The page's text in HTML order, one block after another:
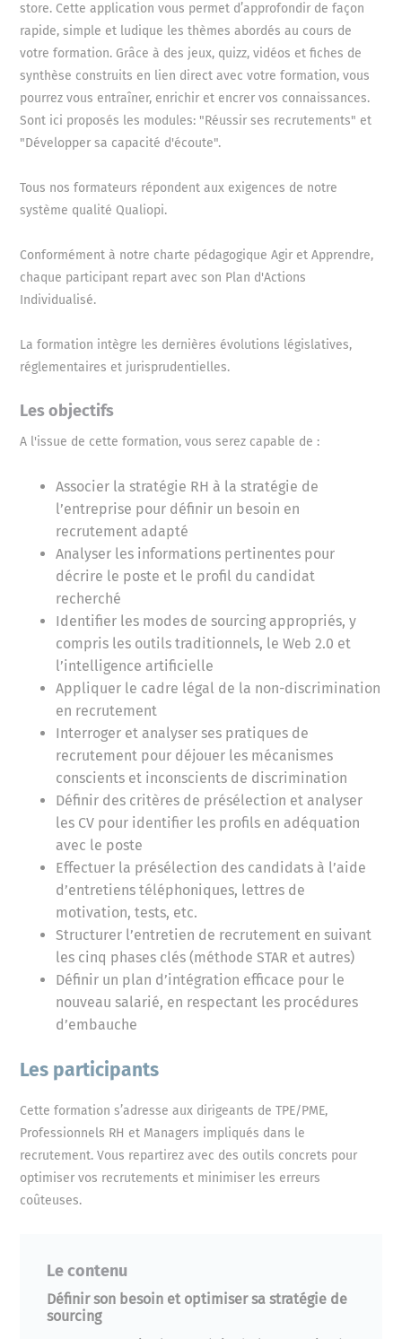
store. Cette application vous permet d’approfondir de façon
rapide, simple et ludique les thèmes abordés au cours de
votre formation. Grâce à des jeux, quizz, vidéos et fiches de
synthèse construits en lien direct avec votre formation, vous
pourrez vous entraîner, enrichir et encrer vos connaissances.
Sont ici proposés les modules: "Réussir ses recrutements" et
"Développer sa capacité d'écoute".
Tous nos formateurs répondent aux exigences de notre
système qualité Qualiopi.
Conformément à notre charte pédagogique Agir et Apprendre,
chaque participant repart avec son Plan d'Actions
Individualisé.
La formation intègre les dernières évolutions législatives,
réglementaires et jurisprudentielles.
Les objectifs
A l'issue de cette formation, vous serez capable de :
Associer la stratégie RH à la stratégie de
l’entreprise pour définir un besoin en
recrutement adapté
Analyser les informations pertinentes pour
décrire le poste et le profil du candidat
recherché
Identifier les modes de sourcing appropriés, y
compris les outils traditionnels, le Web 2.0 et
l’intelligence artificielle
Appliquer le cadre légal de la non-discrimination
en recrutement
Interroger et analyser ses pratiques de
recrutement pour déjouer les mécanismes
conscients et inconscients de discrimination
Définir des critères de présélection et analyser
les CV pour identifier les profils en adéquation
avec le poste
Effectuer la présélection des candidats à l’aide
d’entretiens téléphoniques, lettres de
motivation, tests, etc.
Structurer l’entretien de recrutement en suivant
les cinq phases clés (méthode STAR et autres)
Définir un plan d’intégration efficace pour le
nouveau salarié, en respectant les procédures
d’embauche
Les participants
Cette formation s’adresse aux dirigeants de TPE/PME,
Professionnels RH et Managers impliqués dans le
recrutement. Vous repartirez avec des outils concrets pour
optimiser vos recrutements et minimiser les erreurs
coûteuses.
Le contenu
Définir son besoin et optimiser sa stratégie de
sourcing